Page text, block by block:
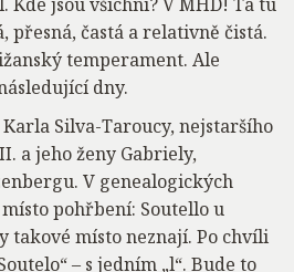
přesná, častá a relativně čistá.
temperament. Ale
dny.
Silva-Taroucy, nejstaršího
a jeho ženy Gabriely,
V genealogických
pohřbení: Soutello u
takové místo neznají. Po chvíli
– s jedním „l“. Bude to